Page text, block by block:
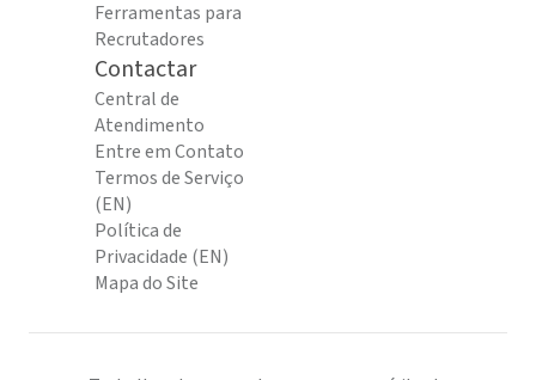
Ferramentas para
Recrutadores
Contactar
Central de
Atendimento
Entre em Contato
Termos de Serviço
(EN)
Política de
Privacidade (EN)
Mapa do Site